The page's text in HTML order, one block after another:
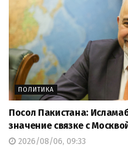
ПОЛИТИКА
Посол Пакистана:
значение связке с
2026/08/06, 09:33